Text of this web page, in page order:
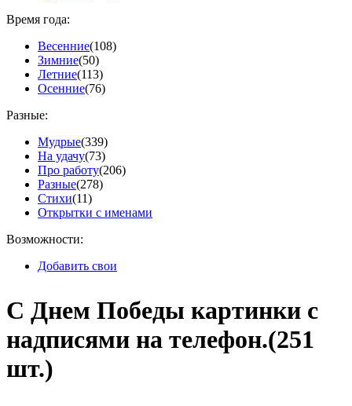
Время года:
Весенние(108)
Зимние(50)
Летние(113)
Осенние(76)
Разные:
Мудрые(339)
На удачу(73)
Про работу(206)
Разные(278)
Стихи(11)
Открытки с именами
Возможности:
Добавить свои
С Днем Победы картинки с
надписями на телефон.(251
шт.)